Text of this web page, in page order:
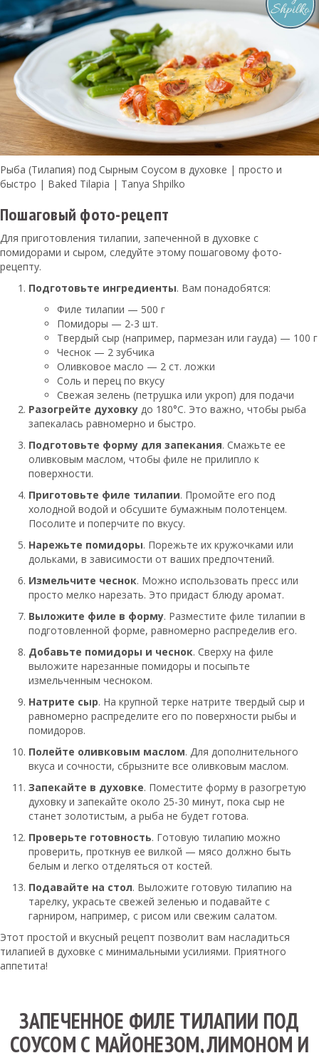
Рыба (Тилапия) под Сырным Соусом в духовке | просто и
быстро | Baked Tilapia | Tanya Shpilko
Пошаговый фото-рецепт
Для приготовления тилапии, запеченной в духовке с
помидорами и сыром, следуйте этому пошаговому фото-
рецепту.
Подготовьте ингредиенты. Вам понадобятся:
Филе тилапии — 500 г
Помидоры — 2-3 шт.
Твердый сыр (например, пармезан или гауда) — 100 г
Чеснок — 2 зубчика
Оливковое масло — 2 ст. ложки
Соль и перец по вкусу
Свежая зелень (петрушка или укроп) для подачи
Разогрейте духовку до 180°C. Это важно, чтобы рыба
запекалась равномерно и быстро.
Подготовьте форму для запекания. Смажьте ее
оливковым маслом, чтобы филе не прилипло к
поверхности.
Приготовьте филе тилапии. Промойте его под
холодной водой и обсушите бумажным полотенцем.
Посолите и поперчите по вкусу.
Нарежьте помидоры. Порежьте их кружочками или
дольками, в зависимости от ваших предпочтений.
Измельчите чеснок. Можно использовать пресс или
просто мелко нарезать. Это придаст блюду аромат.
Выложите филе в форму. Разместите филе тилапии в
подготовленной форме, равномерно распределив его.
Добавьте помидоры и чеснок. Сверху на филе
выложите нарезанные помидоры и посыпьте
измельченным чесноком.
Натрите сыр. На крупной терке натрите твердый сыр и
равномерно распределите его по поверхности рыбы и
помидоров.
Полейте оливковым маслом. Для дополнительного
вкуса и сочности, сбрызните все оливковым маслом.
Запекайте в духовке. Поместите форму в разогретую
духовку и запекайте около 25-30 минут, пока сыр не
станет золотистым, а рыба не будет готова.
Проверьте готовность. Готовую тилапию можно
проверить, проткнув ее вилкой — мясо должно быть
белым и легко отделяться от костей.
Подавайте на стол. Выложите готовую тилапию на
тарелку, украсьте свежей зеленью и подавайте с
гарниром, например, с рисом или свежим салатом.
Этот простой и вкусный рецепт позволит вам насладиться
тилапией в духовке с минимальными усилиями. Приятного
аппетита!
ЗАПЕЧЕННОЕ ФИЛЕ ТИЛАПИИ ПОД
СОУСОМ С МАЙОНЕЗОМ, ЛИМОНОМ И